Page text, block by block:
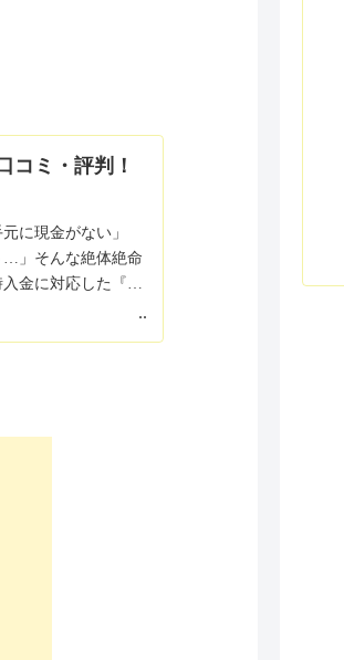
コミ・評判！
に現金がない」
…」そんな絶体絶命
入金に対応した『ラ